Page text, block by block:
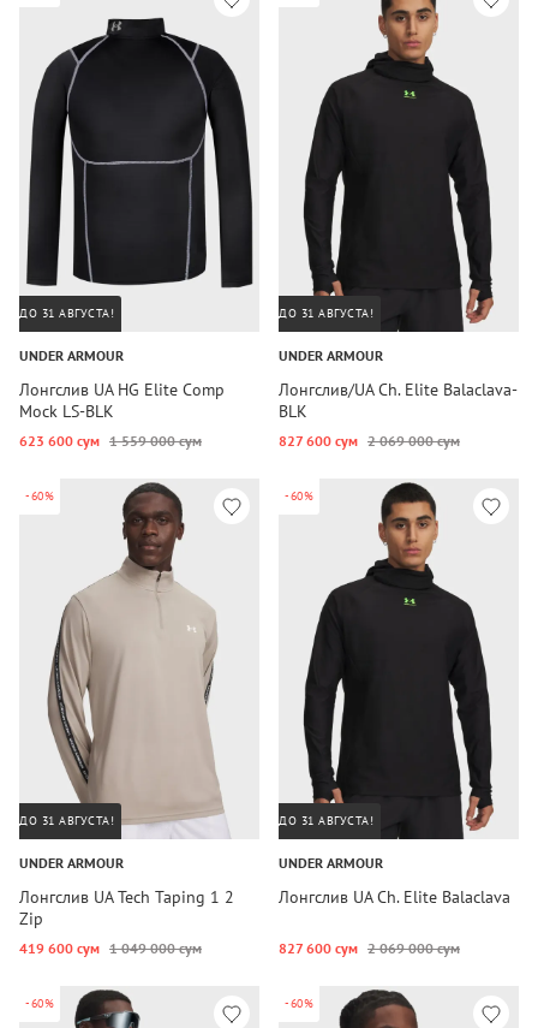
ДО 31 АВГУСТА!
UNDER ARMOUR
Лонгслив UA HG Elite Comp
Mock LS-BLK
623 600 сум 1 559 000 сум
ДО 31 АВГУСТА!
UNDER ARMOUR
Лонгслив/UA Ch. Elite Balaclava-
BLK
827 600 сум 2 069 000 сум
-60%
ДО 31 АВГУСТА!
UNDER ARMOUR
Лонгслив UA Tech Taping 1 2
Zip
419 600 сум 1 049 000 сум
-60%
ДО 31 АВГУСТА!
UNDER ARMOUR
Лонгслив UA Ch. Elite Balaclava
827 600 сум 2 069 000 сум
-60% -60%